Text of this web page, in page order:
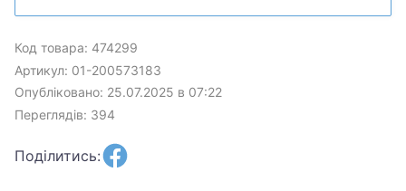
Код товара: 474299
Артикул: 01-200573183
Опубліковано: 25.07.2025 в 07:22
Переглядів: 394
Поділитись: